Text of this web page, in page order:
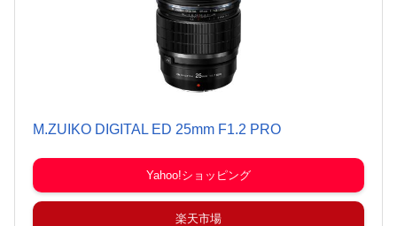
M.ZUIKO DIGITAL ED 25mm F1.2 PRO
Yahoo!ショッピング
楽天市場